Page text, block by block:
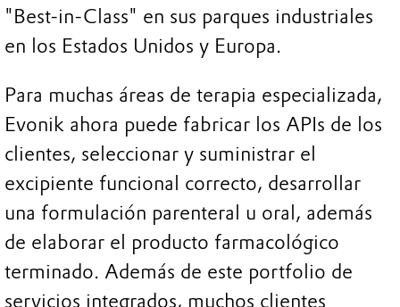
"Best-in-Class" en sus parques industriales
en los Estados Unidos y Europa.
Para muchas áreas de terapia especializada,
Evonik ahora puede fabricar los APIs de los
clientes, seleccionar y suministrar el
excipiente funcional correcto, desarrollar
una formulación parenteral u oral, además
de elaborar el producto farmacológico
terminado. Además de este portfolio de
servicios integrados, muchos clientes